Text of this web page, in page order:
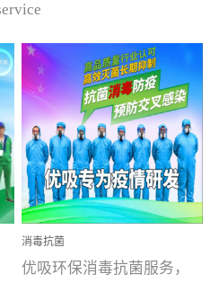
消毒抗菌
优吸环保消毒抗菌服务，